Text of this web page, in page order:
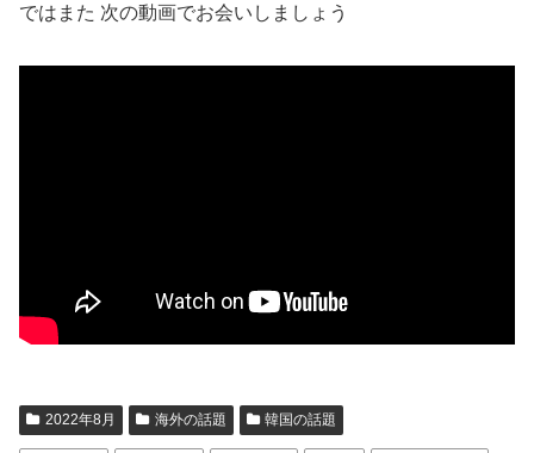
ではまた 次の動画でお会いしましょう
2022年8月 海外の話題 韓国の話題